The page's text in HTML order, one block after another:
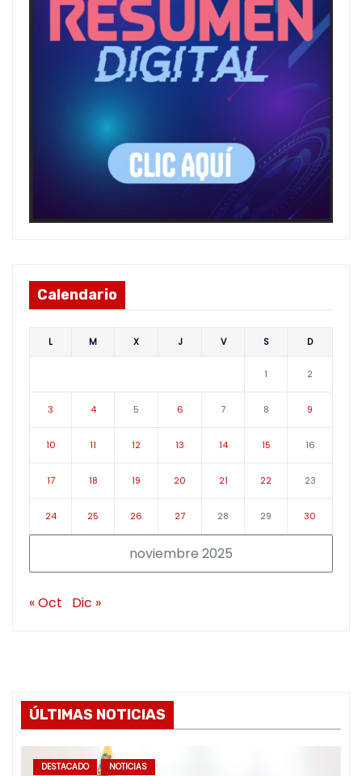
Calendario
noviembre 2025
L M X J V S D
1 2
3 4 5 6 7 8 9
10 11 12 13 14 15 16
17 18 19 20 21 22 23
24 25 26 27 28 29 30
« Oct Dic »
ÚLTIMAS NOTICIAS
DESTACADO NOTICIAS